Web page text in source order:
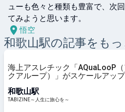
ューも色々と種類も豊富で、次
てみようと思います。
悟空
和歌山駅の記事をも
海上アスレチック「AQuaLooP
クアループ）」がスケールアップ
県
和歌山駅
TABIZINE～人生に旅心を～